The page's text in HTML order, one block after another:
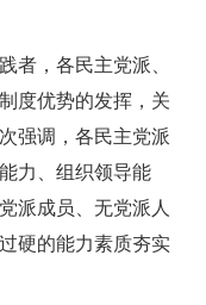
，各民主党派、
度优势的发挥，关
强调，各民主党派
力、组织领导能
派成员、无党派人
硬的能力素质夯实